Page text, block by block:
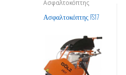
Ασφαλτοκόπτης
Ασφαλτοκόπτης FS17
Η BookingDeals.gr είναι χορηγός της
CuttingTools.gr
Leave a comment